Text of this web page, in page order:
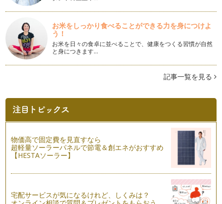
風が冷たく吐く息も白くなる、寒い冬の季節がやってきまし
白菜の切り方変えて、味わいいろいろ。
オレンジ色のハロウィンが過ぎ、街にはクリスマスのイルミネ
ーションがキラキラ輝き出…
食べるだけじゃない！サツマイモの楽しみ方～蔓でリース作り
ひと手間かけて。もっと！もっと美味しくなる秋野菜！！
朝晩だけじゃなく、日中に吹く風にも季節の移ろいを感じるよ
冷蔵庫に入れる野菜と、入れない野菜
お店の野菜売り場のディスプレイは、ハロウィンをイメージし
「食べることは、つながること。つなげること。」絵本から学
ぶ食べること。
お米をしっかり食べることができる力を身につけよ
う！
お米を日々の食卓に並べることで、健康をつくる習慣が自然
と身につきます…
記事一覧を見る
物価高で固定費を見直すなら
超軽量ソーラーパネルで節電＆創エネがおすすめ
【HESTAソーラー】
宅配サービスが気になるけれど、しくみは？